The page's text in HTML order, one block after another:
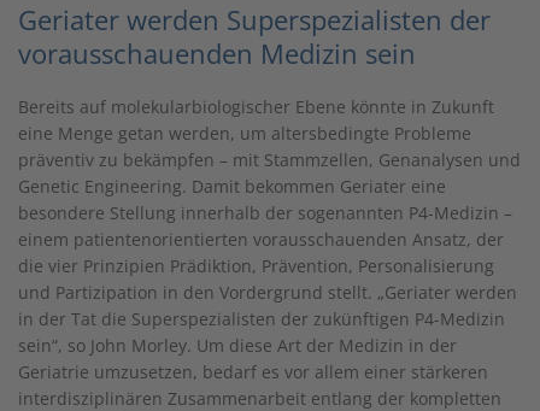
Geriater werden Superspezialisten der
vorausschauenden Medizin sein
Bereits auf molekularbiologischer Ebene könnte in Zukunft
eine Menge getan werden, um altersbedingte Probleme
präventiv zu bekämpfen – mit Stammzellen, Genanalysen und
Genetic Engineering. Damit bekommen Geriater eine
besondere Stellung innerhalb der sogenannten P4-Medizin –
einem patientenorientierten vorausschauenden Ansatz, der
die vier Prinzipien Prädiktion, Prävention, Personalisierung
und Partizipation in den Vordergrund stellt. „Geriater werden
in der Tat die Superspezialisten der zukünftigen P4-Medizin
sein“, so John Morley. Um diese Art der Medizin in der
Geriatrie umzusetzen, bedarf es vor allem einer stärkeren
interdisziplinären Zusammenarbeit entlang der kompletten